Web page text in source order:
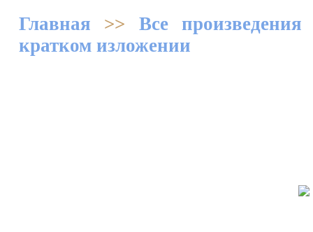
Главная >> Все
кратком изложении